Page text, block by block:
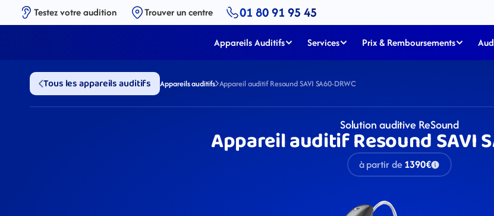
Testez votre audition Trouver un centre 01 80 91 95 45
Appareils Auditifs Services Prix & Remboursements
Tous les appareils auditifs Appareils auditifs Appareil auditif Resound SAVI SA60-DRWC
Solution auditive ReSound
Appareil auditif Resound SAVI
à partir de1390€